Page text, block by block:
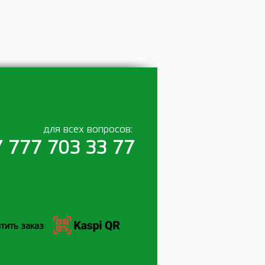
777 703 33 77
для всех вопросов:
заказ